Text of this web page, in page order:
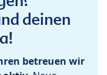
deinen
betreuen wir